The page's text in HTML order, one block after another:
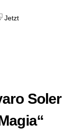
Jetzt
Soler